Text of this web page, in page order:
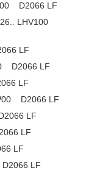
D2066 LF
LHV100
LF
D2066 LF
LF
D2066 LF
LF
LF
LF
LF